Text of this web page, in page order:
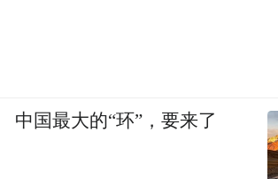
中国最大的“环”，要来了